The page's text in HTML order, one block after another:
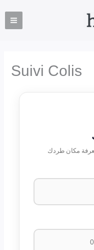
contenu
Suivi Colis
مكان طردك